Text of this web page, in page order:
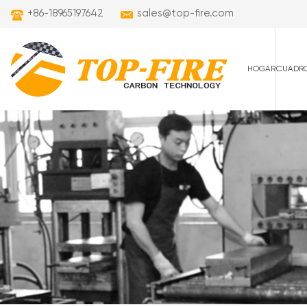
+86-18965197642 sales@top-fire.com
HOGAR